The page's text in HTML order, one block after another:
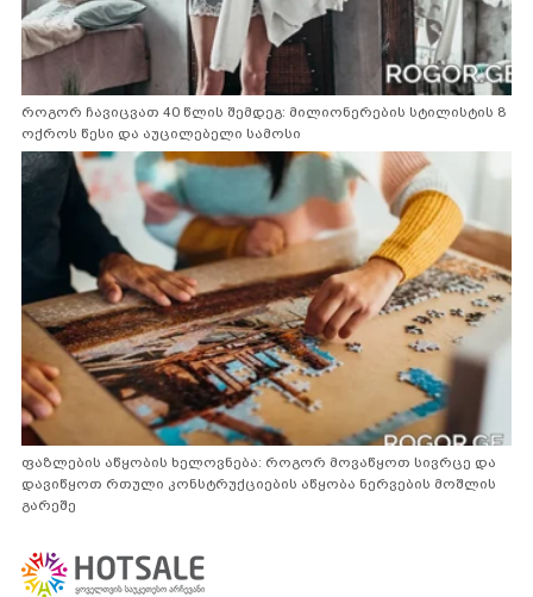
როგორ ჩავიცვათ 40 წლის შემდეგ: მილიონერების სტილისტის 8
ოქროს წესი და აუცილებელი სამოსი
ფაზლების აწყობის ხელოვნება: როგორ მოვაწყოთ სივრცე და
დავიწყოთ რთული კონსტრუქციების აწყობა ნერვების მოშლის
გარეშე